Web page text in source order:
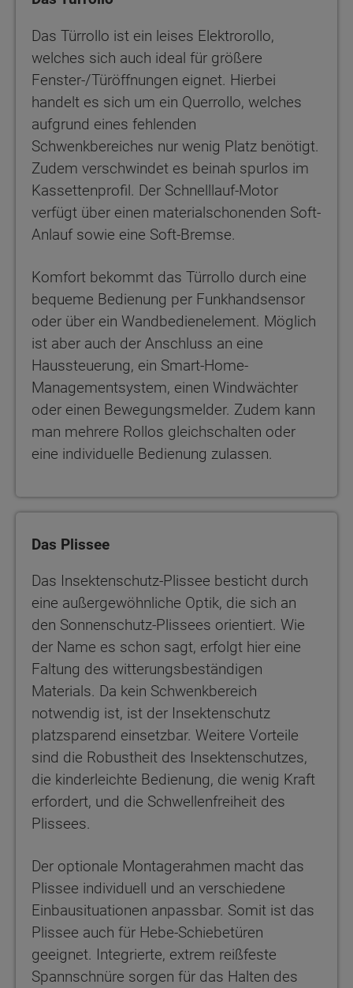
Das Türrollo ist ein leises Elektrorollo,
welches sich auch ideal für größere
Fenster-/Türöffnungen eignet. Hierbei
handelt es sich um ein Querrollo, welches
aufgrund eines fehlenden
Schwenkbereiches nur wenig Platz benötigt.
Zudem verschwindet es beinah spurlos im
Kassettenprofil. Der Schnelllauf-Motor
verfügt über einen materialschonenden Soft-
Anlauf sowie eine Soft-Bremse.
Komfort bekommt das Türrollo durch eine
bequeme Bedienung per Funkhandsensor
oder über ein Wandbedienelement. Möglich
ist aber auch der Anschluss an eine
Haussteuerung, ein Smart-Home-
Managementsystem, einen Windwächter
oder einen Bewegungsmelder. Zudem kann
man mehrere Rollos gleichschalten oder
eine individuelle Bedienung zulassen.
Das Plissee
Das Insektenschutz-Plissee besticht durch
eine außergewöhnliche Optik, die sich an
den Sonnenschutz-Plissees orientiert. Wie
der Name es schon sagt, erfolgt hier eine
Faltung des witterungsbeständigen
Materials. Da kein Schwenkbereich
notwendig ist, ist der Insektenschutz
platzsparend einsetzbar. Weitere Vorteile
sind die Robustheit des Insektenschutzes,
die kinderleichte Bedienung, die wenig Kraft
erfordert, und die Schwellenfreiheit des
Plissees.
Der optionale Montagerahmen macht das
Plissee individuell und an verschiedene
Einbausituationen anpassbar. Somit ist das
Plissee auch für Hebe-Schiebetüren
geeignet. Integrierte, extrem reißfeste
Spannschnüre sorgen für das Halten des